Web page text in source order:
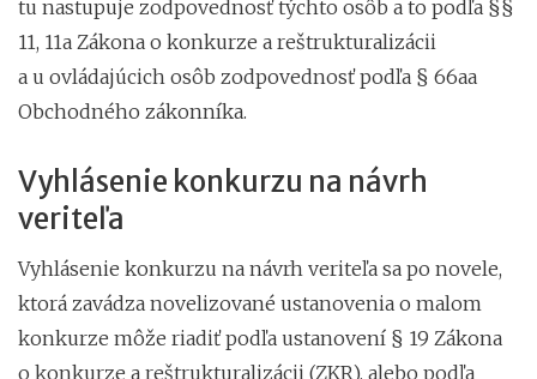
tu nastupuje zodpovednosť týchto osôb a to podľa §§
11, 11a Zákona o konkurze a reštrukturalizácii
a u ovládajúcich osôb zodpovednosť podľa § 66aa
Obchodného zákonníka.
Vyhlásenie konkurzu na návrh
veriteľa
Vyhlásenie konkurzu na návrh veriteľa sa po novele,
ktorá zavádza novelizované ustanovenia o malom
konkurze môže riadiť podľa ustanovení § 19 Zákona
o konkurze a reštrukturalizácii (ZKR), alebo podľa